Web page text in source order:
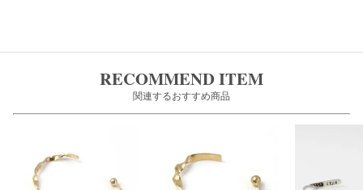
RECOMMEND ITEM
関連するおすすめ商品